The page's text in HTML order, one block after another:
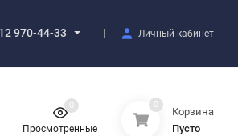
970-44-33 Личный кабинет
Просмотренные
0 0
Корзина
Пусто